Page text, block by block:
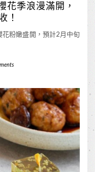
花季浪漫滿開，
！
粉嫩盛開，預計2月中旬